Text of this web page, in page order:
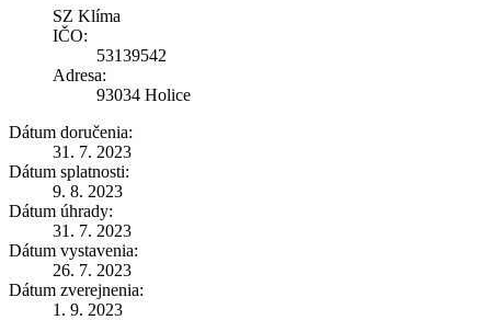
SZ Klíma
IČO:
53139542
Adresa:
93034 Holice
Dátum doručenia:
31. 7. 2023
Dátum splatnosti:
9. 8. 2023
Dátum úhrady:
31. 7. 2023
Dátum vystavenia:
26. 7. 2023
Dátum zverejnenia:
1. 9. 2023